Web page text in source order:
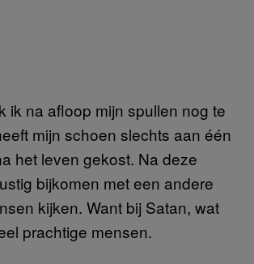
ik na afloop mijn spullen nog te
mijn schoen slechts aan één
het leven gekost. Na deze
bijkomen met een andere
kijken. Want bij Satan, wat
prachtige mensen.